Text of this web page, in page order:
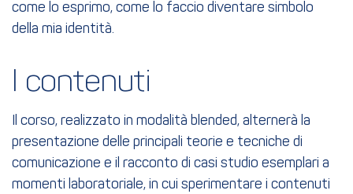
come lo esprimo, come lo faccio diventare simbolo
della mia identità.
I contenuti
Il corso, realizzato in modalità blended, alternerà la
presentazione delle principali teorie e tecniche di
comunicazione e il racconto di casi studio esemplari a
momenti laboratoriale, in cui sperimentare i contenuti